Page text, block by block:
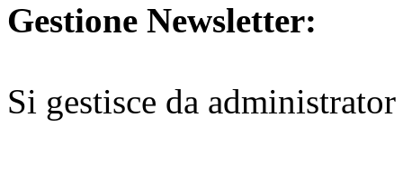
Gestione Newsletter:
Si gestisce da